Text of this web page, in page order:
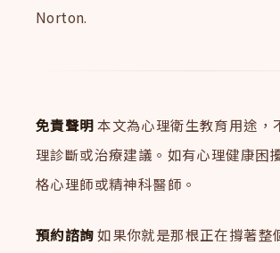
Norton.
免責聲明本文為心理衛生教育用途，
理診斷或治療建議。如有心理健康困
格心理師或精神科醫師。
預約諮詢如果你就是那根正在撐著整